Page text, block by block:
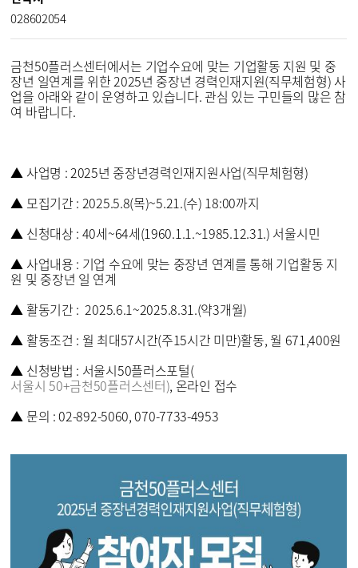
028602054
금천50플러스센터에서는 기업수요에 맞는 기업활동 지원 및 중
장년 일연계를 위한 2025년 중장년 경력인재지원(직무체험형) 사
업을 아래와 같이 운영하고 있습니다. 관심 있는 구민들의 많은 참
여 바랍니다.
▲ 사업명 : 2025년 중장년경력인재지원사업(직무체험형)
▲ 모집기간 : 2025.5.8(목)~5.21.(수) 18:00까지
▲ 신청대상 : 40세~64세(1960.1.1.~1985.12.31.) 서울시민
▲ 사업내용 : 기업 수요에 맞는 중장년 연계를 통해 기업활동 지
원 및 중장년 일 연계
▲ 활동기간 : 2025.6.1~2025.8.31.(약3개월)
▲ 활동조건 : 월 최대57시간(주15시간 미만)활동, 월 671,400원
▲ 신청방법 : 서울시50플러스포털(
서울시 50+금천50플러스센터), 온라인 접수
▲ 문의 : 02-892-5060, 070-7733-4953